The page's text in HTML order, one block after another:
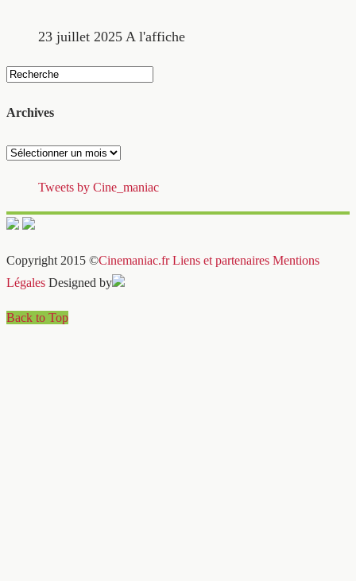
23 juillet 2025 A l'affiche
Archives
Archives
Tweets by Cine_maniac
Copyright 2015 ©Cinemaniac.fr Liens et partenaires Mentions
Légales Designed by
Back to Top